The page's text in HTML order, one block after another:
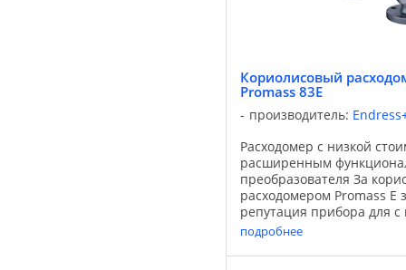
Кориолисовый
Promass 83E
производитель:
Расходомер с низкой
расширенным
преобразователя За
расходомером Promass E
репутация прибора для с
стоимостью владения.
расширенным
использование ...
подробнее